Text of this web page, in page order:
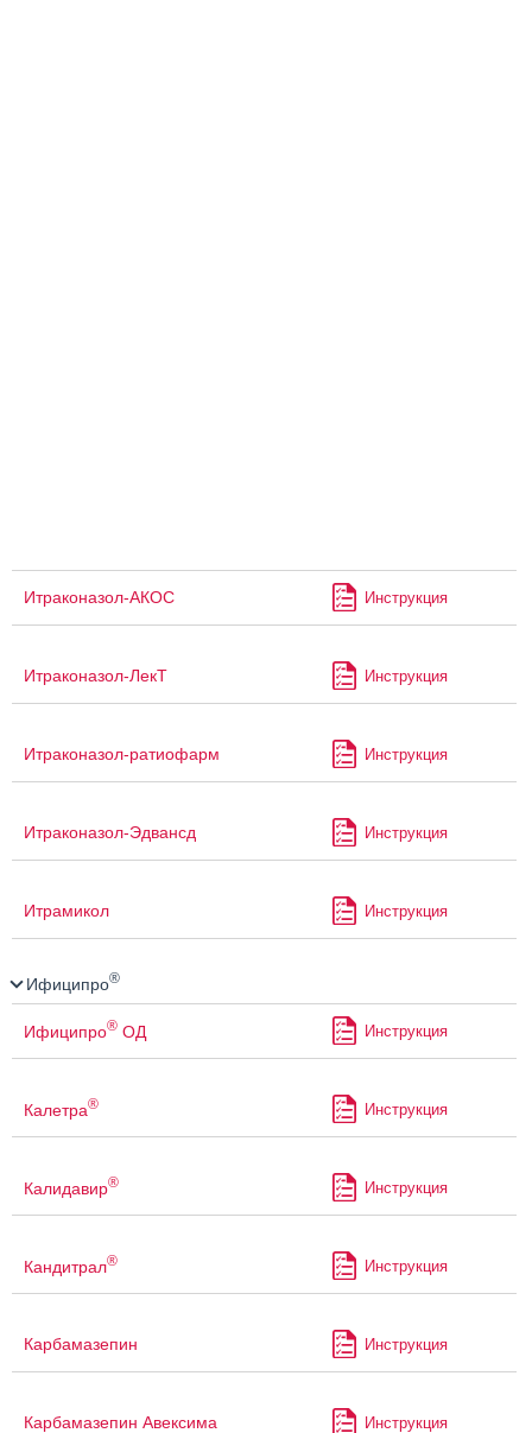
Итраконазол-АКОС Инструкция
Итраконазол-ЛекТ Инструкция
Итраконазол-ратиофарм Инструкция
Итраконазол-Эдвансд Инструкция
Итрамикол Инструкция
Ифиципро®
Ифиципро® ОД Инструкция
Калетра® Инструкция
Калидавир® Инструкция
Кандитрал® Инструкция
Карбамазепин Инструкция
Карбамазепин Авексима Инструкция